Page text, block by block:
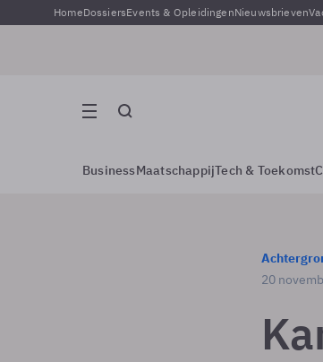
HomeDossiersEvents & OpleidingenNieuwsbrieven
BusinessMaatschappijTech & Toekomst
20